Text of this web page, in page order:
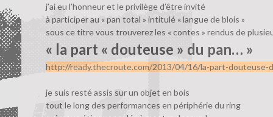
j’ai eu l’honneur et le privilège d’être invité
à participer au « pan total » intitulé « langue de blois »
sous ce titre vous trouverez les « contes » rendus de
« la part « douteuse » du pan… »
http://ready.thecroute.com/2013/04/16/la-part-douteuse-
je suis resté assis sur un objet en bois
tout le long des performances en périphérie du ring